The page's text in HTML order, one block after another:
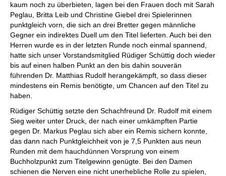
kaum noch zu überbieten, lagen bei den Frauen doch mit Sarah
Peglau, Britta Leib und Christine Giebel drei Spielerinnen
punktgleich vorn, die sich an drei Bretter gegen männliche
Gegner ein indirektes Duell um den Titel lieferten. Auch bei den
Herren wurde es in der letzten Runde noch einmal spannend,
hatte sich unser Vorstandsmitglied Rüdiger Schüttig doch wieder
bis auf einen halben Punkt an den bis dahin souverän
führenden Dr. Matthias Rudolf herangekämpft, so dass dieser
mindestens ein Remis benötigte, um Chancen auf den Titel zu
haben.
Rüdiger Schüttig setzte den Schachfreund Dr. Rudolf mit einem
Sieg weiter unter Druck, der nach einer umkämpften Partie
gegen Dr. Markus Peglau sich aber ein Remis sichern konnte,
das dann nach Punktgleichheit von je 7,5 Punkten aus neun
Runden mit dem hauchdünnen Vorsprung von einem
Buchholzpunkt zum Titelgewinn genügte. Bei den Damen
schienen die Nerven eine nicht unerhebliche Rolle zu spielen,